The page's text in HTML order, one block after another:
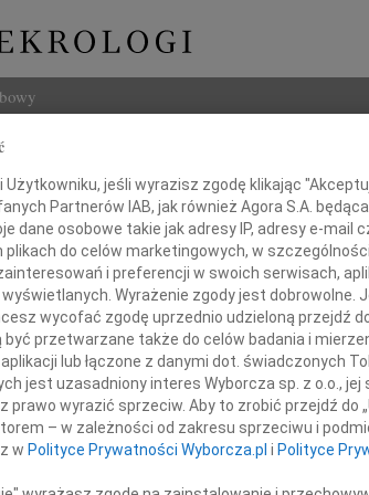
i Piotrowi Krzystkom
współczucia
powodu śmierci
Użytkowniku, jeśli wyrazisz zgodę klikając
Partnerów IAB, jak również Agora S.A.
dane osobowe takie jak adresy IP, adresy e-mail
do celów marketingowych, w
i preferencji w swoich serwisach,
Wyrażenie zgody jest dobrowolne.
wycofać zgodę uprzednio udzieloną przejdź
być przetwarzane także do celów badania i
lub łączone z danymi dot. świadczonych
jest uzasadniony interes Wyborcza sp. z o.o., jej
prawo wyrazić sprzeciw. Aby to zrobić przejdź do
– w zależności od zakresu sprzeciwu i
w Polityce Prywatności Wyborcza.pl i Polityce